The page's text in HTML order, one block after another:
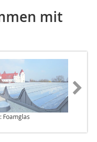
mit
Foamglas